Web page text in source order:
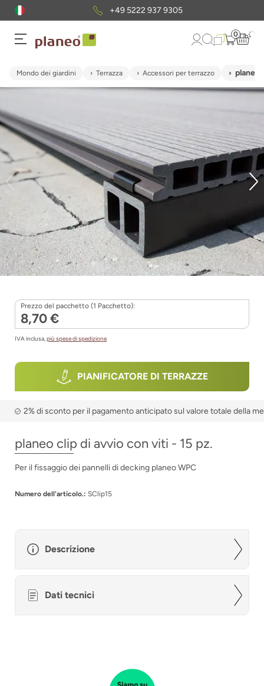
+49 5222 937 9305
0
Mondo dei giardini Terrazza Accessori per terrazzo planeo
Prezzo del pacchetto (1 Pacchetto):
8,70 €
PIANIFICATORE DI TERRAZZE
IVA inclusa,più spese di spedizione
2% di sconto per il pagamento anticipato sul valore totale della
planeo clip di avvio con viti - 15 pz.
Per il fissaggio dei pannelli di decking planeo WPC
Numero dell'articolo.: SClip15
Descrizione
Dati tecnici